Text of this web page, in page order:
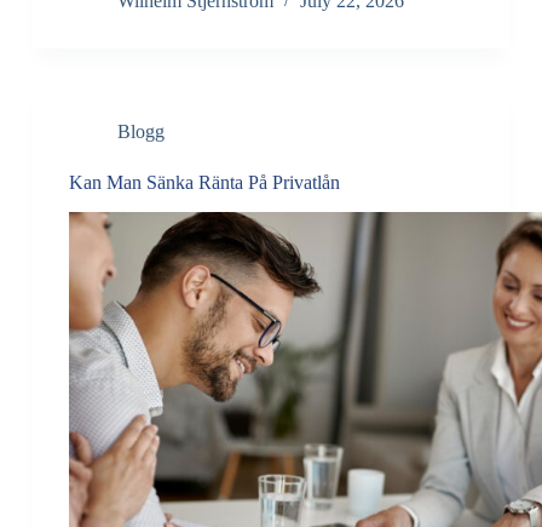
Blogg
Kan Man Sänka Ränta På Privatlån